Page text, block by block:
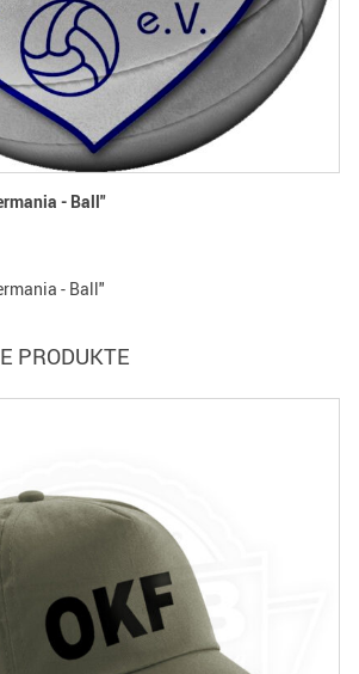
- Ball"
- Ball"
PRODUKTE